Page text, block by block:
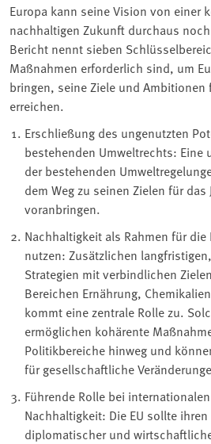
Europa kann seine Vision von einer
nachhaltigen Zukunft durchaus
Bericht nennt sieben
Maßnahmen erforderlich sind, um
bringen, seine Ziele und
erreichen.
Erschließung des ungenutzten
bestehenden Umweltrechts: Eine
der bestehenden
dem Weg zu seinen Zielen für
voranbringen.
Nachhaltigkeit als Rahmen für
nutzen: Zusätzlichen
Strategien mit verbindlichen
Bereichen Ernährung,
kommt eine zentrale Rolle zu.
ermöglichen kohärente
Politikbereiche hinweg und
für gesellschaftliche
Führende Rolle bei
Nachhaltigkeit: Die EU sollte
diplomatischer und